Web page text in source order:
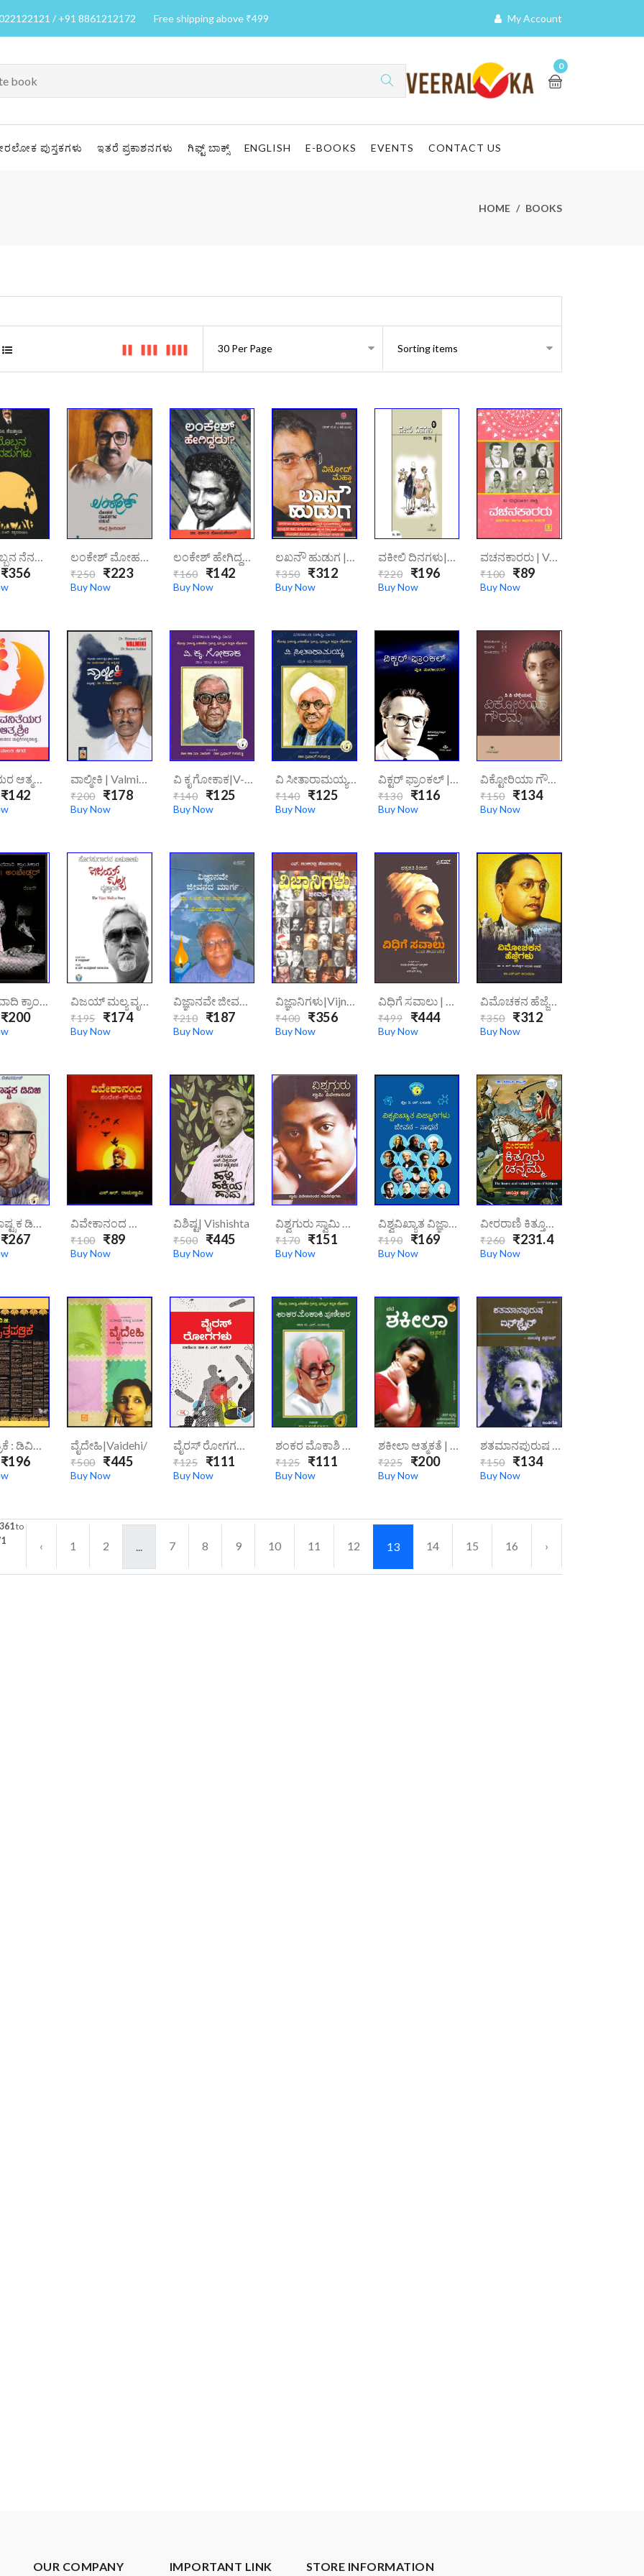
/ +91 8861212172 Free shipping above ₹499 My Account
0
ಪುಸ್ತಕಗಳು ಇತರೆ ಪ್ರಕಾಶನಗಳು ಗಿಫ್ಟ್ ಬಾಕ್ಸ್ ENGLISH E-BOOKS EVENTS CONTACT US
HOME BOOKS
ರೈತನೊಬ್ಬನ ನೆನಪುಗಳು|/raitanobbana-Nenapugalu/
₹356
ಲಂಕೇಶ್ ಮೋಹಕ ರೂಪಕಗಳ ನಡುವೆ | Lankesh-Mohak-Roopakagalu-Naduve/
₹250₹223
Buy Now
ಲಂಕೇಶ್ ಹೇಗಿದ್ದರು ? | Lankesh-Hegiddaru/
₹160 ₹142
Buy Now
ಲಖನೌ ಹುಡುಗ | Lakhanau Huḍuga
₹350₹312
Buy Now
ವಕೀಲಿ ದಿನಗಳು|vakeeli-Dinagalu/
₹220 ₹196
Buy Now
ವಚನಕಾರರು | Vachanakararu
₹100₹89
Buy Now
ವನಿತೆಯರ ಆತ್ಮಶ್ರೀ | Vaniteyara-Athmashree
₹142
ವಾಲ್ಮೀಕಿ | Valmiki/
₹200₹178
Buy Now
ವಿ ಕೃ ಗೋಕಾಕ|v-K-Gokak/
₹140 ₹125
Buy Now
ವಿ ಸೀತಾರಾಮಯ್ಯ|/v-Seetharamaiah/
₹140₹125
Buy Now
ವಿಕ್ಟರ್ ಫ್ರಾಂಕಲ್ | Viktor Frankl
₹130 ₹116
Buy Now
ವಿಕ್ಟೋರಿಯಾ ಗೌರಮ್ಮ/victoria Gowrammaaa
₹150₹134
Buy Now
ವಿಚಾರವಾದಿ ಕ್ರಾಂತಿಕಾರ ಡಾ ಅಂಬೇಡ್ಕರ್|vicharavadi-Krantikara-Dr-Ambedkar/
₹200
ವಿಜಯ್ ಮಲ್ಯ ವೃತ್ತಾಂತ|vijay-Mallya-Vrutthanta/
₹195₹174
Buy Now
ವಿಜ್ಞಾನವೇ ಜೀವನದ ಮಾರ್ಗ|Vijñānavē Jīvanada Mārga
₹210 ₹187
Buy Now
ವಿಜ್ಞಾನಿಗಳು|vijnanigalu/
₹400₹356
Buy Now
ವಿಧಿಗೆ ಸವಾಲು | Chhatrapati Shivaji -Vidhige Savaalu - Ondu Jeevana Charithe
₹499 ₹444
Buy Now
ವಿಮೊಚಕನ ಹೆಜ್ಜೆಗಳು|vimochanakana-Hejjegalu/
₹350₹312
Buy Now
ವಿರಕ್ತ ರಾಷ್ಟ್ರಕ ಡಿವಿಜಿ|virakta-Rashtraka-Dvg/
₹267
ವಿವೇಕಾನಂದ ಸಂದೇಶ – ಕೌಮುದಿ| Vivekananda-Sandesha-Koumudi/
₹100₹89
Buy Now
ವಿಶಿಷ್ಟ| Vishishta
₹500 ₹445
Buy Now
ವಿಶ್ವಗುರು ಸ್ವಾಮಿ ವಿವೇಕಾನಂದ|vishwaguru-Swami-Vivekananda/
₹170₹151
Buy Now
ವಿಶ್ವವಿಖ್ಯಾತ ವಿಜ್ಞಾನಿಗಳು|vishwavikhyata-Vijnaanigalu/
₹190 ₹169
Buy Now
ವೀರರಾಣಿ ಕಿತ್ತೂರು ಚನ್ನಮ್ಮ | Veerarani Kitturu Channamma (The Brave And Valiant Queen Of Kitturu)
₹260₹231.4
Buy Now
ವೃತ್ತಪತ್ರಿಕೆ : ಡಿವಿಜಿ | Vrittapatrike-Dvg/
₹196
ವೈದೇಹಿ|vaidehi/
₹500₹445
Buy Now
ವೈರಸ್ ರೋಗಗಳು| Vairas Rogagaḷu
₹125 ₹111
Buy Now
ಶಂಕರ ಮೊಕಾಶಿ ಪುಣೇಕರ|Shankara Mokashi Punekar
₹125₹111
Buy Now
ಶಕೀಲಾ ಆತ್ಮಕತೆ | Shakeela-Atmakathe
₹225 ₹200
Buy Now
ಶತಮಾನಪುರುಷ ಐನ್‌ಸ್ಟೈನ್|shatamana-Purusha-Einste/
₹150₹134
Buy Now
361to
‹ 1 2 ... 7 8 9 10 11 12 13 14 15 16 ›
OUR COMPANY IMPORTANT LINK STORE INFORMATION